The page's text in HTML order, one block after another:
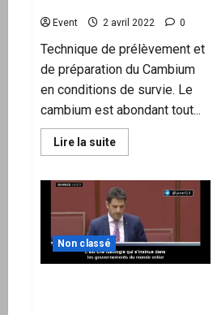
Event 2 avril 2022 0
Technique de prélèvement et
de préparation du Cambium
en conditions de survie. Le
cambium est abondant tout...
Lire la suiteEn
savoir
Comment
ne
jamais
mourir
de
faim
?
Non classé